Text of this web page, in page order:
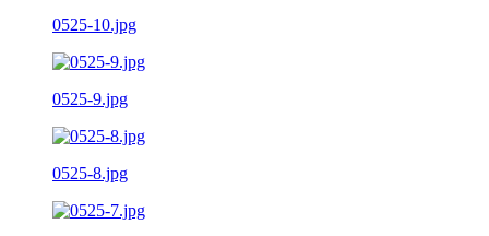
0525-10.jpg
0525-9.jpg
0525-8.jpg